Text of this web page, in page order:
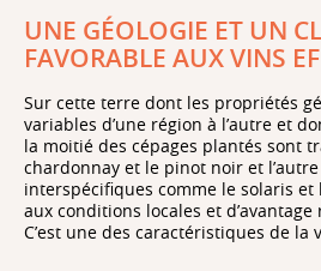
UNE GÉOLOGIE ET UN
FAVORABLE AUX VINS
Sur cette terre dont les propriétés
variables d’une région à l’autre et
la moitié des cépages plantés sont
chardonnay et le pinot noir et
interspécifiques comme le solaris
aux conditions locales et
C’est une des caractéristiques de la